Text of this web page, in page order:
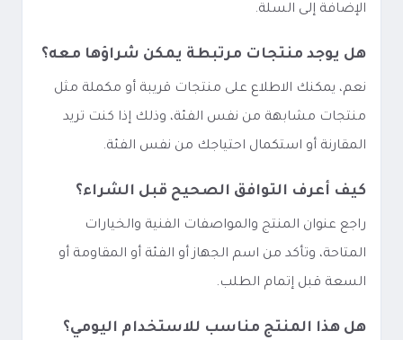
الإضافة إلى السلة.
هل يوجد منتجات مرتبطة يمكن شراؤها معه؟
نعم، يمكنك الاطلاع على منتجات قريبة أو مكملة مثل
منتجات مشابهة من نفس الفئة، وذلك إذا كنت تريد
المقارنة أو استكمال احتياجك من نفس الفئة.
كيف أعرف التوافق الصحيح قبل الشراء؟
راجع عنوان المنتج والمواصفات الفنية والخيارات
المتاحة، وتأكد من اسم الجهاز أو الفئة أو المقاومة أو
السعة قبل إتمام الطلب.
هل هذا المنتج مناسب للاستخدام اليومي؟